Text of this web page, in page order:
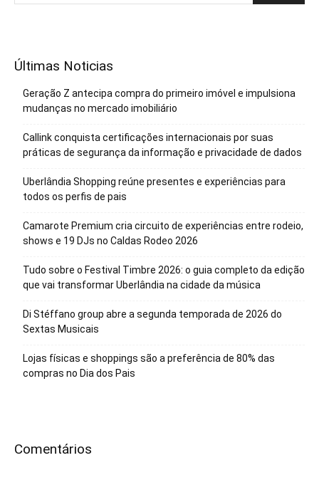
Últimas Noticias
Geração Z antecipa compra do primeiro imóvel e impulsiona
mudanças no mercado imobiliário
Callink conquista certificações internacionais por suas
práticas de segurança da informação e privacidade de dados
Uberlândia Shopping reúne presentes e experiências para
todos os perfis de pais
Camarote Premium cria circuito de experiências entre rodeio,
shows e 19 DJs no Caldas Rodeo 2026
Tudo sobre o Festival Timbre 2026: o guia completo da edição
que vai transformar Uberlândia na cidade da música
Di Stéffano group abre a segunda temporada de 2026 do
Sextas Musicais
Lojas físicas e shoppings são a preferência de 80% das
compras no Dia dos Pais
Comentários